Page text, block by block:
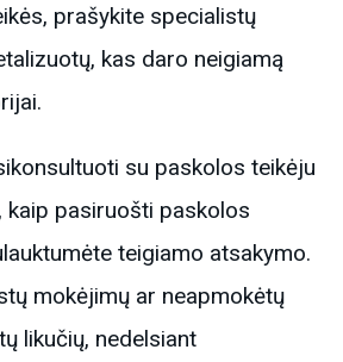
prašykite specialistų
kas daro neigiamą
su paskolos teikėju
kaip pasiruošti paskolos
teigiamo atsakymo.
mokėjimų ar neapmokėtų
likučių, nedelsiant